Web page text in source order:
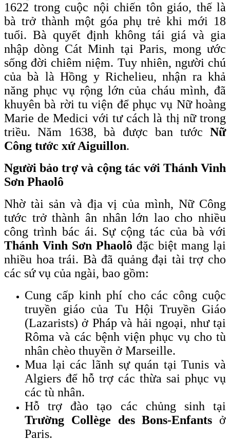
1622 trong cuộc nội chiến tôn giáo, thế là
bà trở thành một góa phụ trẻ khi mới 18
tuổi. Bà quyết định không tái giá và gia
nhập dòng Cát Minh tại Paris, mong ước
sống đời chiêm niệm. Tuy nhiên, người chú
của bà là Hồng y Richelieu, nhận ra khả
năng phục vụ rộng lớn của cháu mình, đã
khuyên bà rời tu viện để phục vụ Nữ hoàng
Marie de Medici với tư cách là thị nữ trong
triều. Năm 1638, bà được ban tước Nữ
Công tước xứ Aiguillon.
Người bảo trợ và cộng tác với Thánh Vinh
Sơn Phaolô
Nhờ tài sản và địa vị của mình, Nữ Công
tước trở thành ân nhân lớn lao cho nhiều
công trình bác ái. Sự cộng tác của bà với
Thánh Vinh Sơn Phaolô đặc biệt mang lại
nhiều hoa trái. Bà đã quảng đại tài trợ cho
các sứ vụ của ngài, bao gồm:
Cung cấp kinh phí cho các công cuộc
truyền giáo của Tu Hội Truyền Giáo
(Lazarists) ở Pháp và hải ngoại, như tại
Rôma và các bệnh viện phục vụ cho tù
nhân chèo thuyền ở Marseille.
Mua lại các lãnh sự quán tại Tunis và
Algiers để hỗ trợ các thừa sai phục vụ
các tù nhân.
Hỗ trợ đào tạo các chủng sinh tại
Trường Collège des Bons-Enfants ở
Paris.